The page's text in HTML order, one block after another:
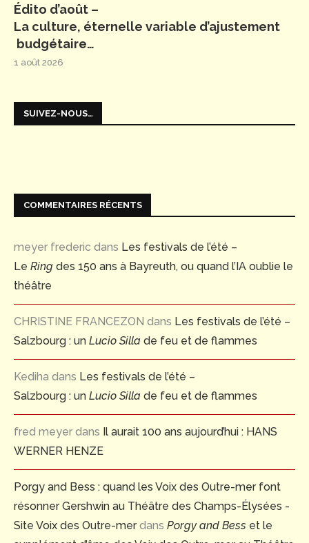
Édito d’août –
La culture, éternelle variable d’ajustement
budgétaire…
1 août 2026
SUIVEZ-NOUS…
COMMENTAIRES RÉCENTS
meyer frederic dans Les festivals de l’été –
Le Ring des 150 ans à Bayreuth, ou quand l’IA oublie le
théâtre
CHRISTINE FRANCEZON dans Les festivals de l’été –
Salzbourg : un Lucio Silla de feu et de flammes
Kediha dans Les festivals de l’été –
Salzbourg : un Lucio Silla de feu et de flammes
fred meyer dans Il aurait 100 ans aujourd’hui : HANS
WERNER HENZE
Porgy and Bess : quand les Voix des Outre-mer font
résonner Gershwin au Théâtre des Champs-Élysées -
Site Voix des Outre-merdans Porgy and Bess et le